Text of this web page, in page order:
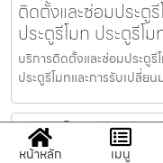
ติดตั้งและซ่อมประตู
ประตูรีโมท ประตูรีโ
บริการติดตั้งและซ่อมประตูรี
ประตูรีโมทและการรับเปลี่ย
ประตูรีโมทศรีราชา
ประตูรีโมท ประตูรั้ว
หน้าหลัก เมนู